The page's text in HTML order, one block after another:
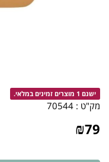
ישנם 1 מוצרים זמינים במלאי.
מק"ט : 70544
₪79